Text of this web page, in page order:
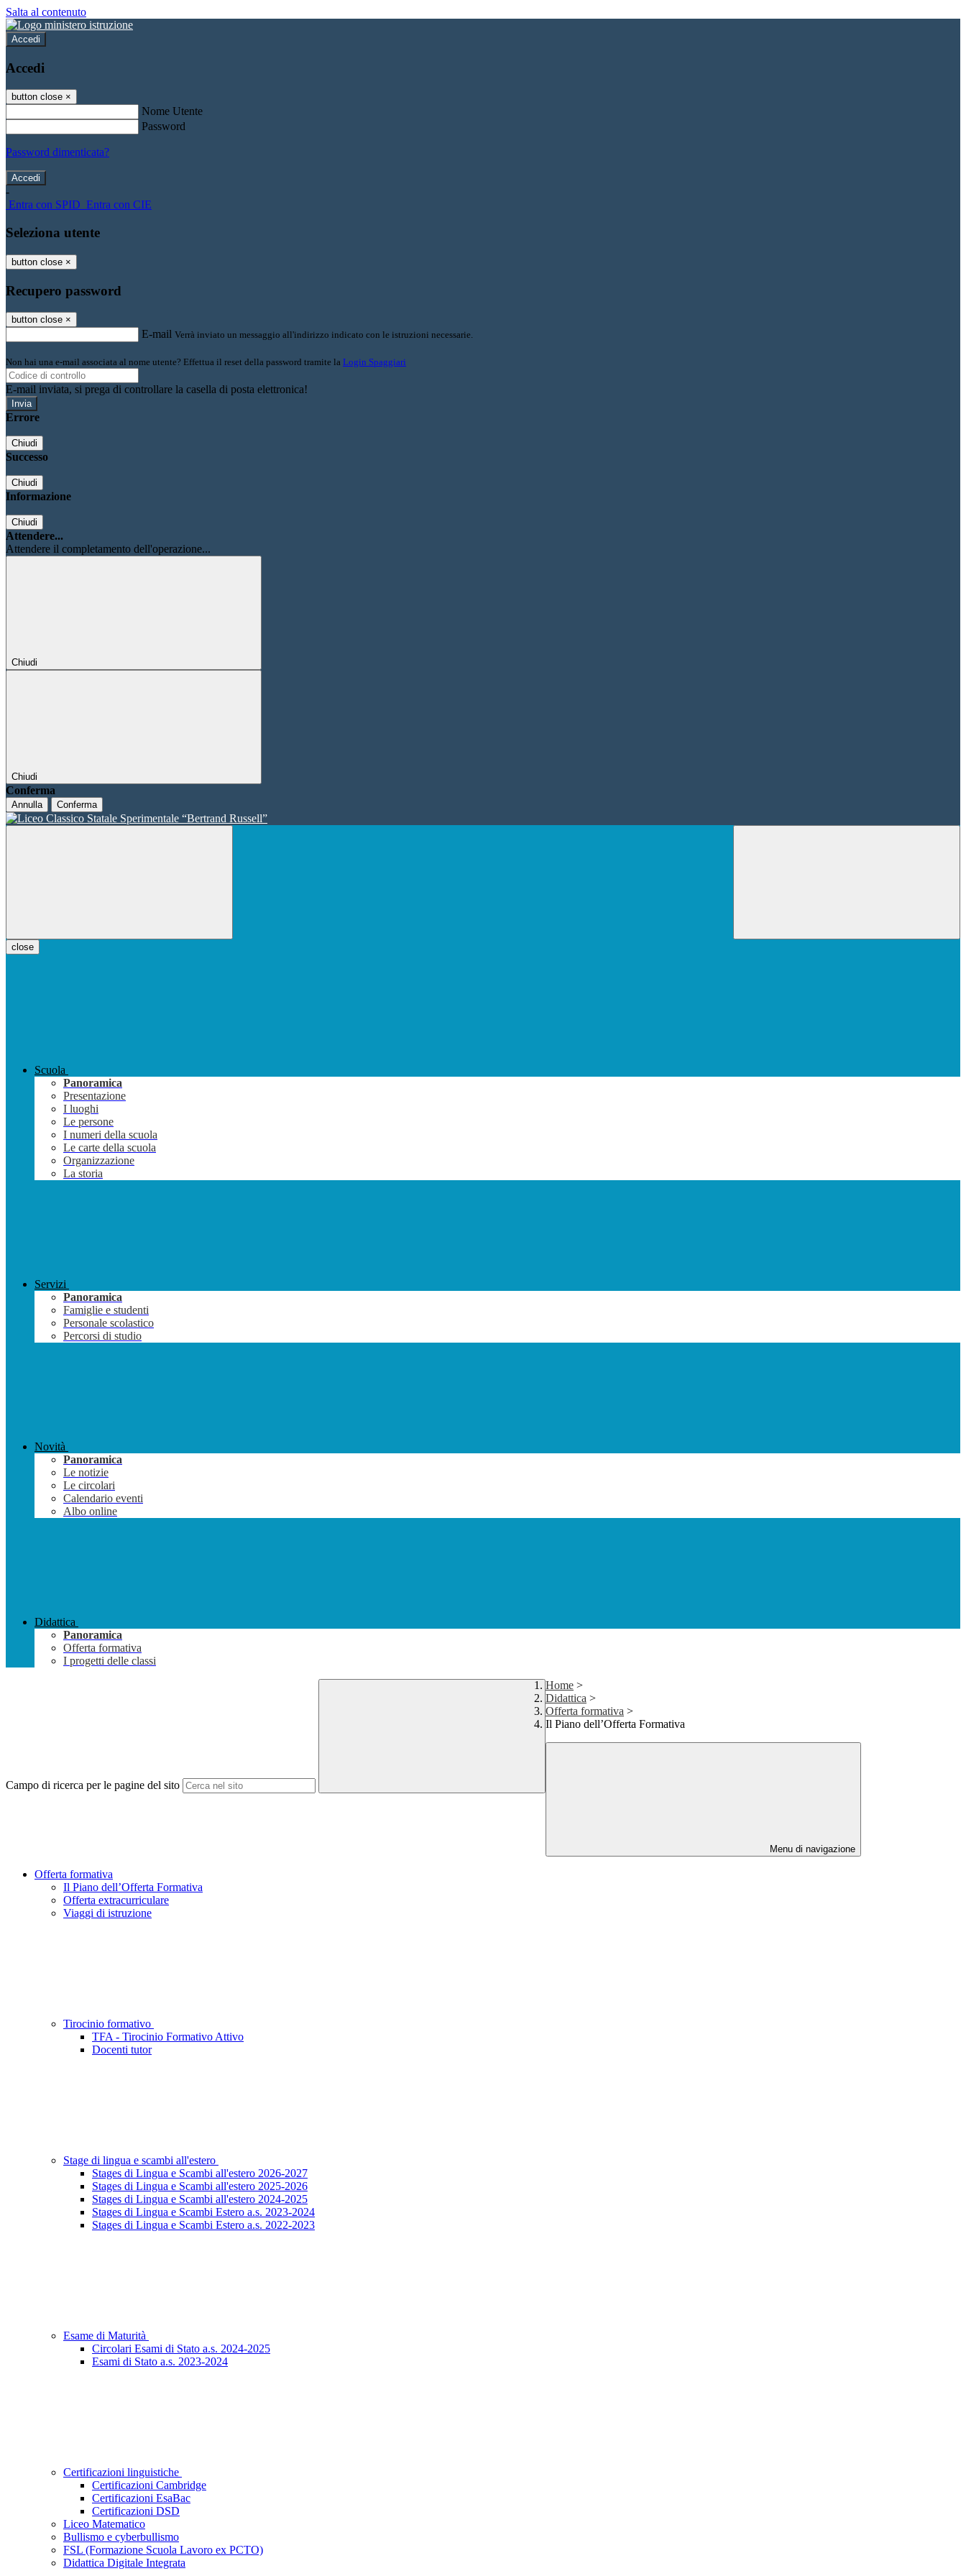
Salta al contenuto
Accedi
Accedi
button close ×
Nome Utente
Password
Password dimenticata?
-
Entra con SPID Entra con CIE
Seleziona utente
button close ×
Recupero password
button close ×
E-mail Verrà inviato un messaggio all'indirizzo indicato con le istruzioni necessarie.
Non hai una e-mail associata al nome utente? Effettua il reset della password tramite la Login Spaggiari
E-mail inviata, si prega di controllare la casella di posta elettronica!
Errore
Chiudi
Successo
Chiudi
Informazione
Chiudi
Attendere...
Attendere il completamento dell'operazione...
Chiudi
Chiudi
Conferma
Annulla Conferma
close
Scuola
Panoramica
Presentazione
I luoghi
Le persone
I numeri della scuola
Le carte della scuola
Organizzazione
La storia
Servizi
Panoramica
Famiglie e studenti
Personale scolastico
Percorsi di studio
Novità
Panoramica
Le notizie
Le circolari
Calendario eventi
Albo online
Didattica
Panoramica
Offerta formativa
I progetti delle classi
Campo di ricerca per le pagine del sito
Home >
Didattica >
Offerta formativa >
Il Piano dell’Offerta Formativa
Menu di navigazione
Offerta formativa
Il Piano dell’Offerta Formativa
Offerta extracurriculare
Viaggi di istruzione
Tirocinio formativo
TFA - Tirocinio Formativo Attivo
Docenti tutor
Stage di lingua e scambi all'estero
Stages di Lingua e Scambi all'estero 2026-2027
Stages di Lingua e Scambi all'estero 2025-2026
Stages di Lingua e Scambi all'estero 2024-2025
Stages di Lingua e Scambi Estero a.s. 2023-2024
Stages di Lingua e Scambi Estero a.s. 2022-2023
Esame di Maturità
Circolari Esami di Stato a.s. 2024-2025
Esami di Stato a.s. 2023-2024
Certificazioni linguistiche
Certificazioni Cambridge
Certificazioni EsaBac
Certificazioni DSD
Liceo Matematico
Bullismo e cyberbullismo
FSL (Formazione Scuola Lavoro ex PCTO)
Didattica Digitale Integrata